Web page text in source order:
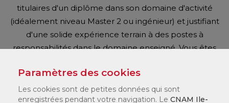
titulaires d'un diplôme dans son domaine d'activité
(idéalement niveau Master 2 ou ingénieur) et justifiant
d'une solide expérience terrain à des postes à
responsabilités dans le domaine enseigné. Vous êtes
à un public parfois hétérogène.
Paramètres des cookies
Les cookies sont de petites données qui sont
enregistrées pendant votre navigation. Le CNAM Ile-